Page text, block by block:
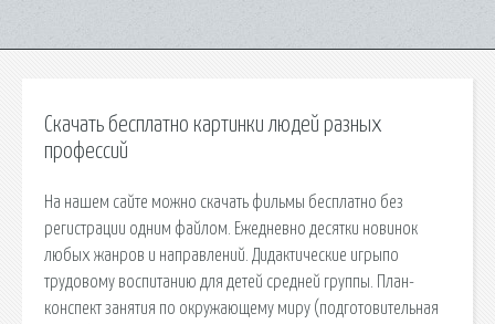
Скачать бесплатно картинки людей разных
профессий
На нашем сайте можно скачать фильмы бесплатно без
регистрации одним файлом. Ежедневно десятки новинок
любых жанров и направлений. Дидактические игрыпо
трудовому воспитанию для детей средней группы. План-
конспект занятия по окружающему миру (подготовительная